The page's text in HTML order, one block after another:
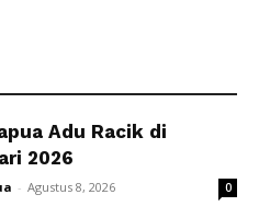
Adu Racik di
2026
- Agustus 8, 2026 0